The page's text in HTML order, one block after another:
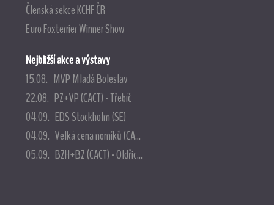
Členská sekce KCHF ČR
Euro Foxterrier Winner Show
Nejbližší akce a výstavy
15.08. MVP Mladá Boleslav
22.08. PZ+VP (CACT) - Třebíč
04.09. EDS Stockholm (SE)
04.09. Velká cena norníků (CA...
05.09. BZH+BZ (CACT) - Oldřic...